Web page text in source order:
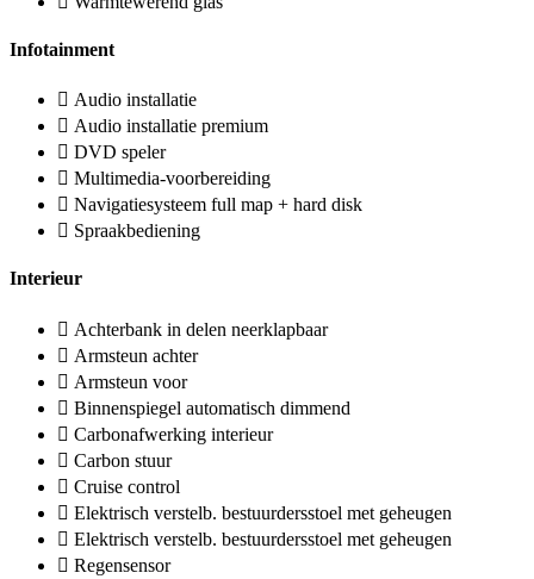
Infotainment
Audio installatie
Audio installatie premium
DVD speler
Multimedia-voorbereiding
Navigatiesysteem full map + hard disk
Spraakbediening
Interieur
Achterbank in delen neerklapbaar
Armsteun achter
Armsteun voor
Binnenspiegel automatisch dimmend
Carbonafwerking interieur
Carbon stuur
Cruise control
Elektrisch verstelb. bestuurdersstoel met geheugen
Elektrisch verstelb. bestuurdersstoel met geheugen
Regensensor